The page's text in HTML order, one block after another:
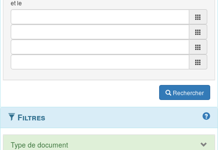
et le
Rechercher
Filtres
Type de document